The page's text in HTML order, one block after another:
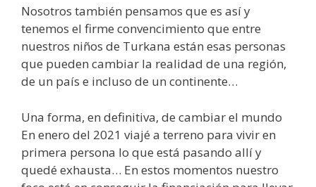
Nosotros también pensamos que es así y
tenemos el firme convencimiento que entre
nuestros niños de Turkana están esas personas
que pueden cambiar la realidad de una región,
de un país e incluso de un continente…
Una forma, en definitiva, de cambiar el mundo
En enero del 2021 viajé a terreno para vivir en
primera persona lo que está pasando allí y
quedé exhausta… En estos momentos nuestro